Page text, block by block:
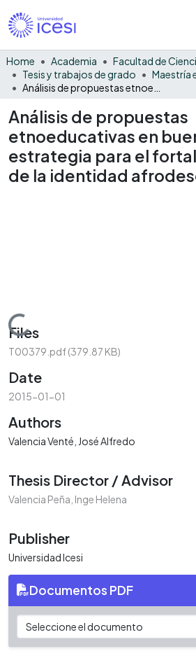
Home Academia
Facultad de
Tesis y trabajos de grado
Análisis de propuestas
etnoeducativas en
estrategia para el
de la identidad
Loading...
Files
T00379.pdf(379.87 KB)
Date
2015-01-01
Authors
Valencia Venté, José Alfredo
Thesis Director / Advisor
Valencia Peña, Inge Helena
Publisher
Universidad Icesi
Documentos PDF